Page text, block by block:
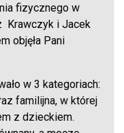
fizycznego w
Krawczyk i Jacek
objęła Pani
w 3 kategoriach:
familijna, w której
z dzieckiem.